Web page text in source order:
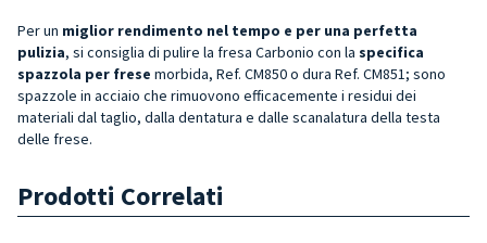
Per un miglior rendimento nel tempo e per una perfetta
pulizia, si consiglia di pulire la fresa Carbonio con la specifica
spazzola per frese morbida, Ref. CM850 o dura Ref. CM851; sono
spazzole in acciaio che rimuovono efficacemente i residui dei
materiali dal taglio, dalla dentatura e dalle scanalatura della testa
delle frese.
Prodotti Correlati